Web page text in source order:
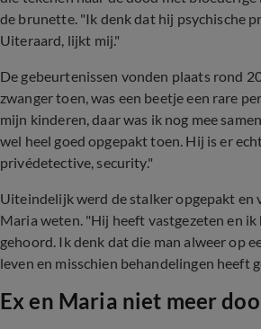
de brunette. "Ik denk dat hij psychische
Uiteraard, lijkt mij."
De gebeurtenissen vonden plaats rond
zwanger toen, was een beetje een rare
mijn kinderen, daar was ik nog mee
wel heel goed opgepakt toen. Hij is er
privédetective, security."
Uiteindelijk werd de stalker opgepakt en
Maria weten. "Hij heeft vastgezeten en ik
gehoord. Ik denk dat die man alweer op
leven en misschien behandelingen heeft
Ex en Maria niet meer